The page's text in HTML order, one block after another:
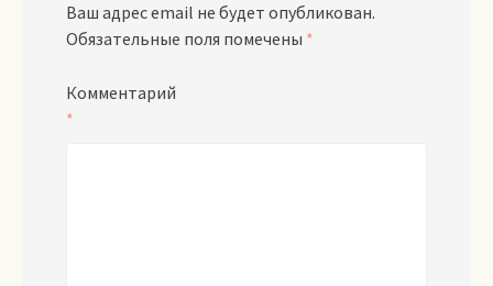
Ваш адрес email не будет опубликован.
Обязательные поля помечены *
Комментарий
*